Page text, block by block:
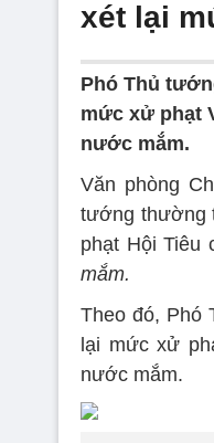
xét lại
Phó Thủ
mức xử phạt
nước mắm.
Văn phòng
tướng thường
phạt Hội Tiêu
mắm.
Theo đó, Phó
lại mức xử
nước mắm.